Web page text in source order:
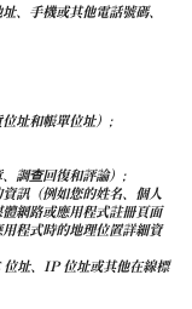
、手機或其他電話號碼、
址和帳單位址）;
調查回復和評論）;
訊（例如您的姓名、個人
網路或應用程式註冊頁面
程式時的地理位置詳細資
址、IP 位址或其他在線標